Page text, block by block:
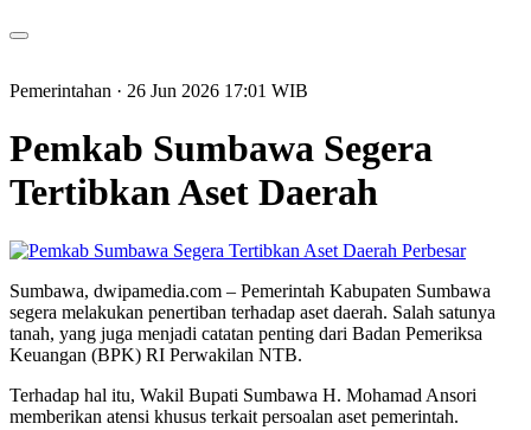
Pemerintahan · 26 Jun 2026 17:01 WIB
Pemkab Sumbawa Segera
Tertibkan Aset Daerah
Perbesar
Sumbawa, dwipamedia.com – Pemerintah Kabupaten Sumbawa
segera melakukan penertiban terhadap aset daerah. Salah satunya
tanah, yang juga menjadi catatan penting dari Badan Pemeriksa
Keuangan (BPK) RI Perwakilan NTB.
Terhadap hal itu, Wakil Bupati Sumbawa H. Mohamad Ansori
memberikan atensi khusus terkait persoalan aset pemerintah.